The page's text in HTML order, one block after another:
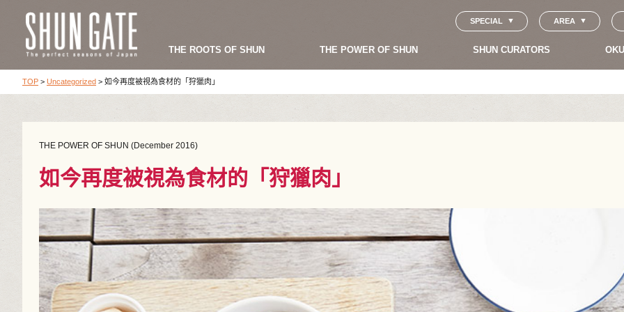
SPECIAL AREA
THE ROOTS OF SHUN THE POWER OF SHUN SHUN CURATORS
TOP > Uncategorized > 如今再度被視為食材的「狩獵肉」
THE POWER OF SHUN (December 2016)
如今再度被視為食材的「狩獵肉」